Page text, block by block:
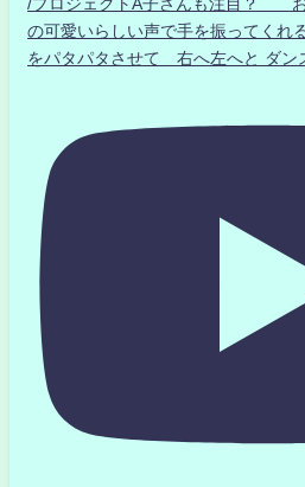
/プロジェクトA子さんも注目？
の可愛いらしい声で手を振ってく
をパタパタさせて 右へ左へと ダン